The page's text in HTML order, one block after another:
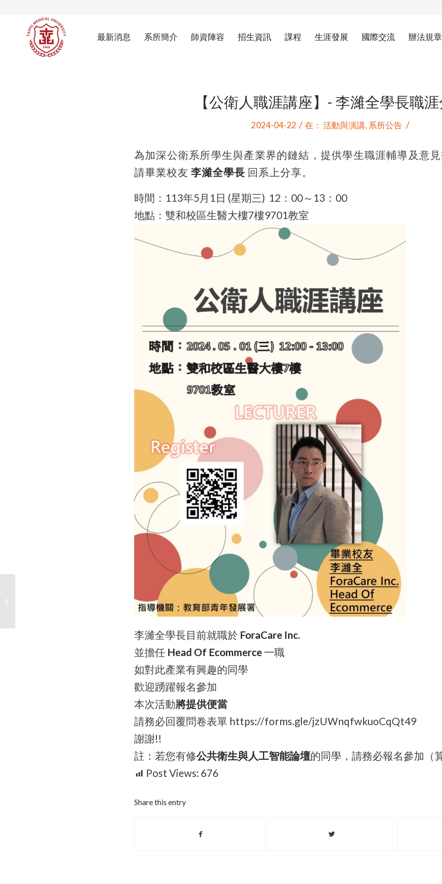
最新消息 系所簡介 師資陣容 招生資訊 課程 生涯發展 國際交流 辦法規章
【公衛人職涯講座】- 李濰全學長職
2024-04-22 / 在： 活動與演講, 系所公告 /
為加深公衛系所學生與產業界的鏈結，提供學生職涯輔導及意
請畢業校友 李濰全學長 回系上分享。
時間：113年5月1日 (星期三) 12：00～13：00
地點：雙和校區生醫大樓7樓9701教室
李濰全學長目前就職於 ForaCare Inc.
並擔任 Head Of Ecommerce 一職
如對此產業有興趣的同學
歡迎踴躍報名參加
本次活動將提供便當
請務必回覆問卷表單 https://forms.gle/jzUWnqfwkuoCqQt49
謝謝!!
註：若您有修公共衛生與人工智能論壇的同學，請務必報名參加（
Post Views: 676
Share this entry